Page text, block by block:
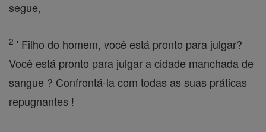
segue,
2 ' Filho do homem, você está pronto para julgar?
Você está pronto para julgar a cidade manchada de
sangue ? Confrontá-la com todas as suas práticas
repugnantes !